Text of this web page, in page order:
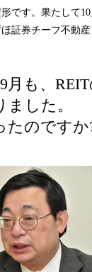
です。果たして
証券チーフ不動
月も、
した。
たのですか